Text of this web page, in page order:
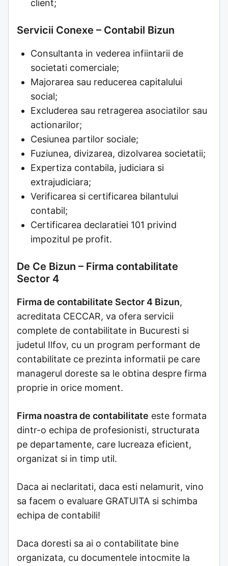
client;
Servicii Conexe – Contabil Bizun
Consultanta in vederea infiintarii de
societati comerciale;
Majorarea sau reducerea capitalului
social;
Excluderea sau retragerea asociatilor sau
actionarilor;
Cesiunea partilor sociale;
Fuziunea, divizarea, dizolvarea societatii;
Expertiza contabila, judiciara si
extrajudiciara;
Verificarea si certificarea bilantului
contabil;
Certificarea declaratiei 101 privind
impozitul pe profit.
De Ce Bizun – Firma contabilitate
Sector 4
Firma de contabilitate Sector 4 Bizun,
acreditata CECCAR, va ofera servicii
complete de contabilitate in Bucuresti si
judetul Ilfov, cu un program performant de
contabilitate ce prezinta informatii pe care
managerul doreste sa le obtina despre firma
proprie in orice moment.
Firma noastra de contabilitate este formata
dintr-o echipa de profesionisti, structurata
pe departamente, care lucreaza eficient,
organizat si in timp util.
Daca ai neclaritati, daca esti nelamurit, vino
sa facem o evaluare GRATUITA si schimba
echipa de contabili!
Daca doresti sa ai o contabilitate bine
organizata, cu documentele intocmite la